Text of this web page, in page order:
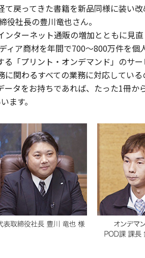
戻ってきた書籍を新品同様に装い
役社長の豊川竜也さん。
ターネット通販の増加とともに見
ィア商材を年間で700～800万件を個
「プリント・オンデマンド」のサ
関わるすべての業務に対応してい
タをお持ちであれば、たった1冊か
ます。